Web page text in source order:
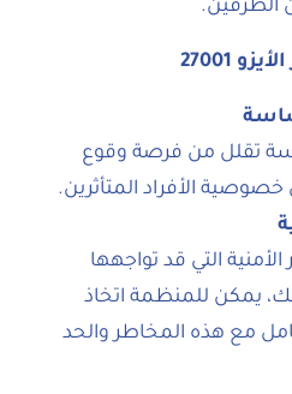
الطرفين.
27001
تقلل من فرصة وقوع
خصوصية الأفراد المتأثرين.
التي قد تواجهها
يمكن للمنظمة اتخاذ
مع هذه المخاطر والحد